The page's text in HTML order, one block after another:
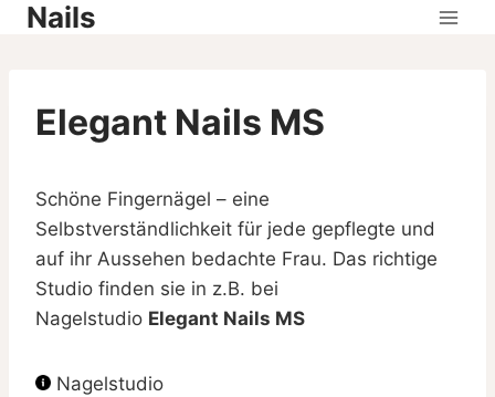
SkipNails
Elegant Nails MS
Schöne Fingernägel – eine
Selbstverständlichkeit für jede gepflegte und
auf ihr Aussehen bedachte Frau. Das richtige
Studio finden sie in z.B. bei
Nagelstudio Elegant Nails MS
Nagelstudio